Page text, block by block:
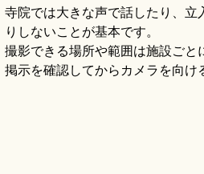
寺院では大きな声で話したり、立
りしないことが基本です。
撮影できる場所や範囲は施設ごと
掲示を確認してからカメラを向け